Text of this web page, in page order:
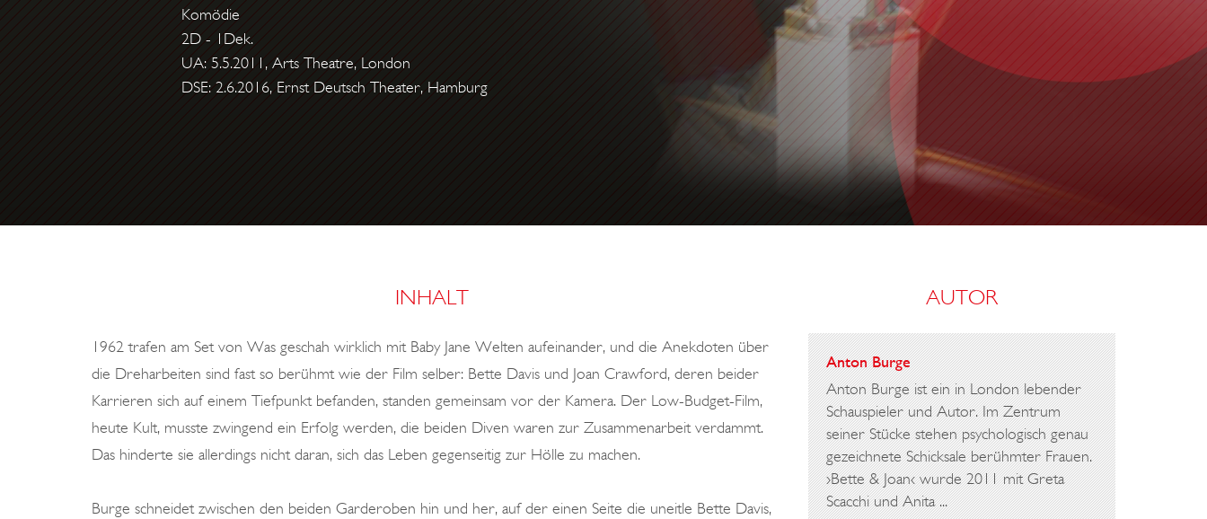
Komödie
2D - 1Dek.
UA: 5.5.2011, Arts Theatre, London
DSE: 2.6.2016, Ernst Deutsch Theater, Hamburg
INHALT
1962 trafen am Set von Was geschah wirklich mit Baby Jane Welten aufeinander, und die Anekdoten über
die Dreharbeiten sind fast so berühmt wie der Film selber: Bette Davis und Joan Crawford, deren beider
Karrieren sich auf einem Tiefpunkt befanden, standen gemeinsam vor der Kamera. Der Low-Budget-Film,
heute Kult, musste zwingend ein Erfolg werden, die beiden Diven waren zur Zusammenarbeit verdammt.
Das hinderte sie allerdings nicht daran, sich das Leben gegenseitig zur Hölle zu machen.
Burge schneidet zwischen den beiden Garderoben hin und her, auf der einen Seite die uneitle Bette Davis,
AUTOR
Anton Burge
Anton Burge ist ein in London lebender
Schauspieler und Autor. Im Zentrum
seiner Stücke stehen psychologisch genau
gezeichnete Schicksale berühmter Frauen.
›Bette & Joan‹ wurde 2011 mit Greta
Scacchi und Anita ...